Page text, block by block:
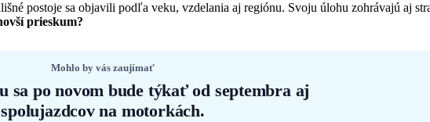
postoje sa objavili podľa veku, vzdelania aj regiónu. Svoju úlohu zohrávajú aj
prieskum?
Mohlo by vás zaujímať
sa po novom bude týkať od septembra aj
spolujazdcov na motorkách.